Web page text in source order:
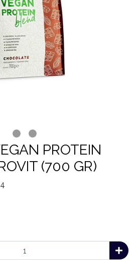
PROTEIN
(700 GR)